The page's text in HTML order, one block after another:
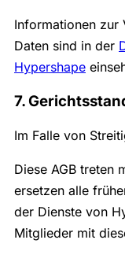
Informationen zur
Daten sind in der
Hypershape
7.
Im Falle von
Diese AGB treten
ersetzen alle
der Dienste von
Mitglieder mit